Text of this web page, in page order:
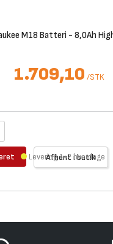
M18 Batteri - 8,0Ah
1.709,10 /STK
Afhent i butik
Levering 1-2 hverdage